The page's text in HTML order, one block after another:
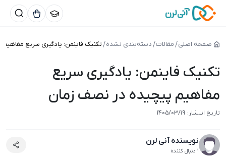
صفحه اصلی مقالات دسته‌بندی نشده تکنیک فاینمن: یادگیری سریع
تکنیک فاینمن: یادگیری سریع
مفاهیم پیچیده در نصف زمان
تاریخ انتشار: 1405/03/18
1405/03/19
نویسنده آنی لرن
1 دنبال کننده